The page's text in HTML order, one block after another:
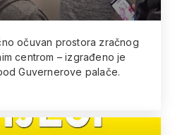
očuvan prostora zračnog
centrom – izgrađeno je
Guvernerove palače.